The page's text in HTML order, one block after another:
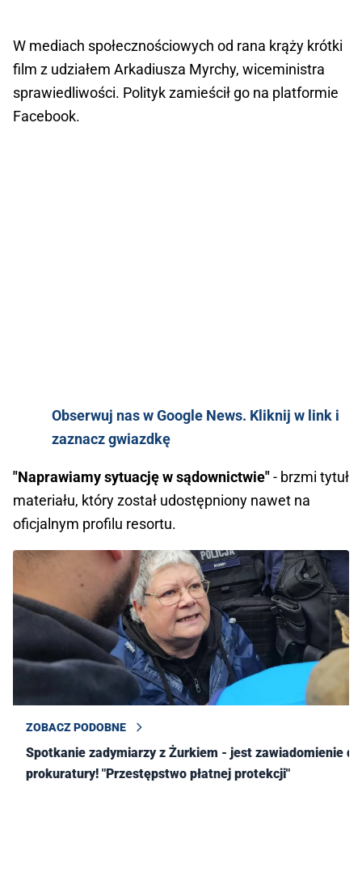
W mediach społecznościowych od rana krąży krótki
film z udziałem Arkadiusza Myrchy, wiceministra
sprawiedliwości. Polityk zamieścił go na platformie
Facebook.
Obserwuj nas w Google News. Kliknij w link i
zaznacz gwiazdkę
"Naprawiamy sytuację w sądownictwie"- brzmi tytuł
materiału, który został udostępniony nawet na
oficjalnym profilu resortu.
ZOBACZ PODOBNE
Spotkanie zadymiarzy z Żurkiem - jest zawiadomienie do
prokuratury! "Przestępstwo płatnej protekcji"